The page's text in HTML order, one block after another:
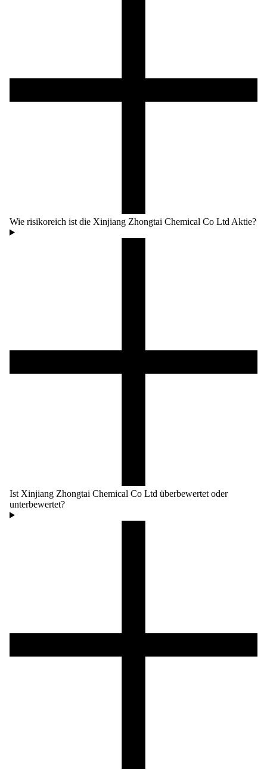
Wie risikoreich ist die Xinjiang Zhongtai Chemical Co Ltd Aktie?
Ist Xinjiang Zhongtai Chemical Co Ltd überbewertet oder
unterbewertet?